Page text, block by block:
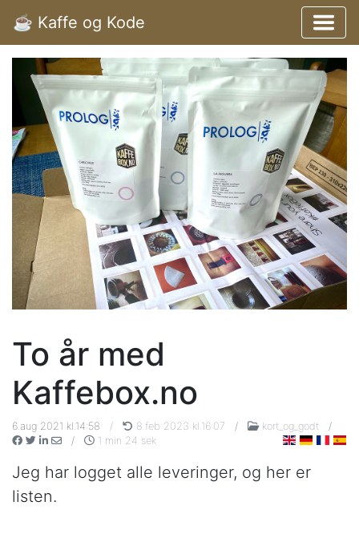
☕️ Kaffe og Kode
To år med
Kaffebox.no
6.aug 2021 kl.14:58 / 8.feb 2023 kl.16:07 / kort_og_godt
/
/
1 min 24 sek
Jeg har logget alle leveringer, og her er
listen.